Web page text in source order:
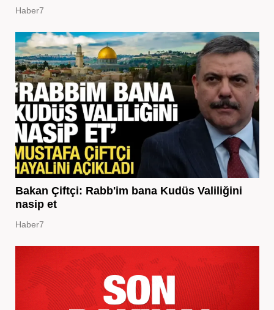
Haber7
Bakan Çiftçi: Rabb'im bana Kudüs Valiliğini
nasip et
Haber7